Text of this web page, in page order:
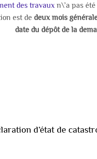
des travauxn\’a pas
est de deux mois
date du dépôt de la
d’état de